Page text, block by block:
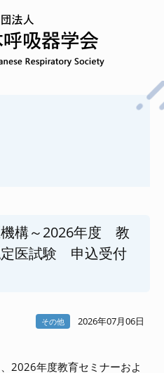
機構～2026年度 教
医試験 申込受付
その他 2026年07月06日
2026年度教育セミナーおよ